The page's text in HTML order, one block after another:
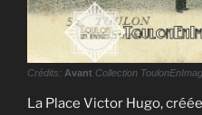
Crédits: Avant Collection
La Place Victor Hugo,